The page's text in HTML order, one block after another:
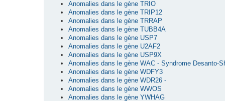
Anomalies dans le gène TRIO
Anomalies dans le gène TRIP12
Anomalies dans le gène TRRAP
Anomalies dans le gène TUBB4A
Anomalies dans le gène USP7
Anomalies dans le gène U2AF2
Anomalies dans le gène USP9X
Anomalies dans le gène WAC - Syndrome Desanto-
Anomalies dans le gène WDFY3
Anomalies dans le gène WDR26 -
Anomalies dans le gène WWOS
Anomalies dans le gène YWHAG